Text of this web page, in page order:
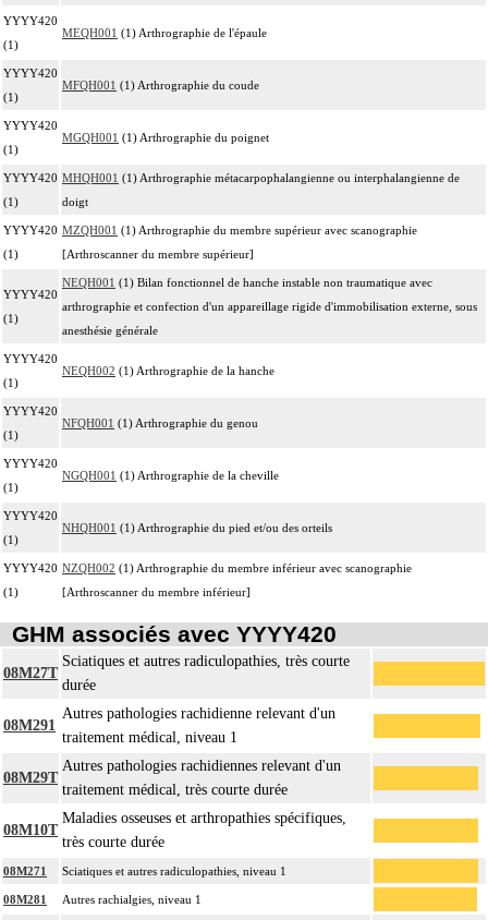
YYYY420
(1)
MEQH001 (1) Arthrographie de l'épaule
YYYY420
(1)
MFQH001 (1) Arthrographie du coude
YYYY420
(1)
MGQH001 (1) Arthrographie du poignet
YYYY420
(1)
MHQH001 (1) Arthrographie métacarpophalangienne ou interphalangienne de
doigt
YYYY420
(1)
MZQH001 (1) Arthrographie du membre supérieur avec scanographie
[Arthroscanner du membre supérieur]
YYYY420
(1)
NEQH001 (1) Bilan fonctionnel de hanche instable non traumatique avec
arthrographie et confection d'un appareillage rigide d'immobilisation externe, sous
anesthésie générale
YYYY420
(1)
NEQH002 (1) Arthrographie de la hanche
YYYY420
(1)
NFQH001 (1) Arthrographie du genou
YYYY420
(1)
NGQH001 (1) Arthrographie de la cheville
YYYY420
(1)
NHQH001 (1) Arthrographie du pied et/ou des orteils
YYYY420
(1)
NZQH002 (1) Arthrographie du membre inférieur avec scanographie
[Arthroscanner du membre inférieur]
GHM associés avec YYYY420
08M27T
Sciatiques et autres radiculopathies, très courte
durée
08M291
Autres pathologies rachidienne relevant d'un
traitement médical, niveau 1
08M29T
Autres pathologies rachidiennes relevant d'un
traitement médical, très courte durée
08M10T
Maladies osseuses et arthropathies spécifiques,
très courte durée
08M271 Sciatiques et autres radiculopathies, niveau 1
08M281 Autres rachialgies, niveau 1